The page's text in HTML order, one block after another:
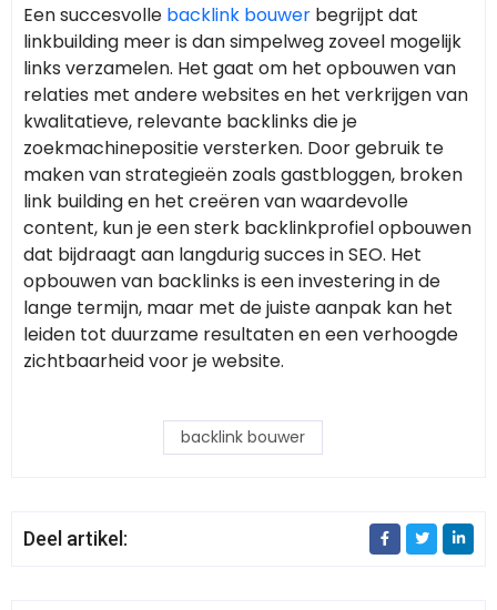
Een succesvolle backlink bouwer begrijpt dat
linkbuilding meer is dan simpelweg zoveel mogelijk
links verzamelen. Het gaat om het opbouwen van
relaties met andere websites en het verkrijgen van
kwalitatieve, relevante backlinks die je
zoekmachinepositie versterken. Door gebruik te
maken van strategieën zoals gastbloggen, broken
link building en het creëren van waardevolle
content, kun je een sterk backlinkprofiel opbouwen
dat bijdraagt aan langdurig succes in SEO. Het
opbouwen van backlinks is een investering in de
lange termijn, maar met de juiste aanpak kan het
leiden tot duurzame resultaten en een verhoogde
zichtbaarheid voor je website.
backlink bouwer
Deel artikel: